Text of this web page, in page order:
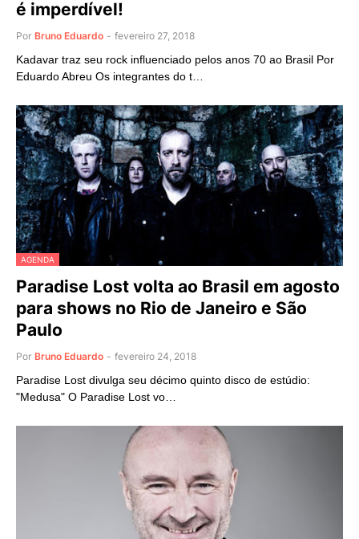
é imperdível!
Por Bruno Eduardo - fevereiro 27, 2018
Kadavar traz seu rock influenciado pelos anos 70 ao Brasil Por
Eduardo Abreu Os integrantes do t…
AGENDA
Paradise Lost volta ao Brasil em agosto
para shows no Rio de Janeiro e São
Paulo
Por Bruno Eduardo - fevereiro 24, 2018
Paradise Lost divulga seu décimo quinto disco de estúdio:
"Medusa" O Paradise Lost vo…